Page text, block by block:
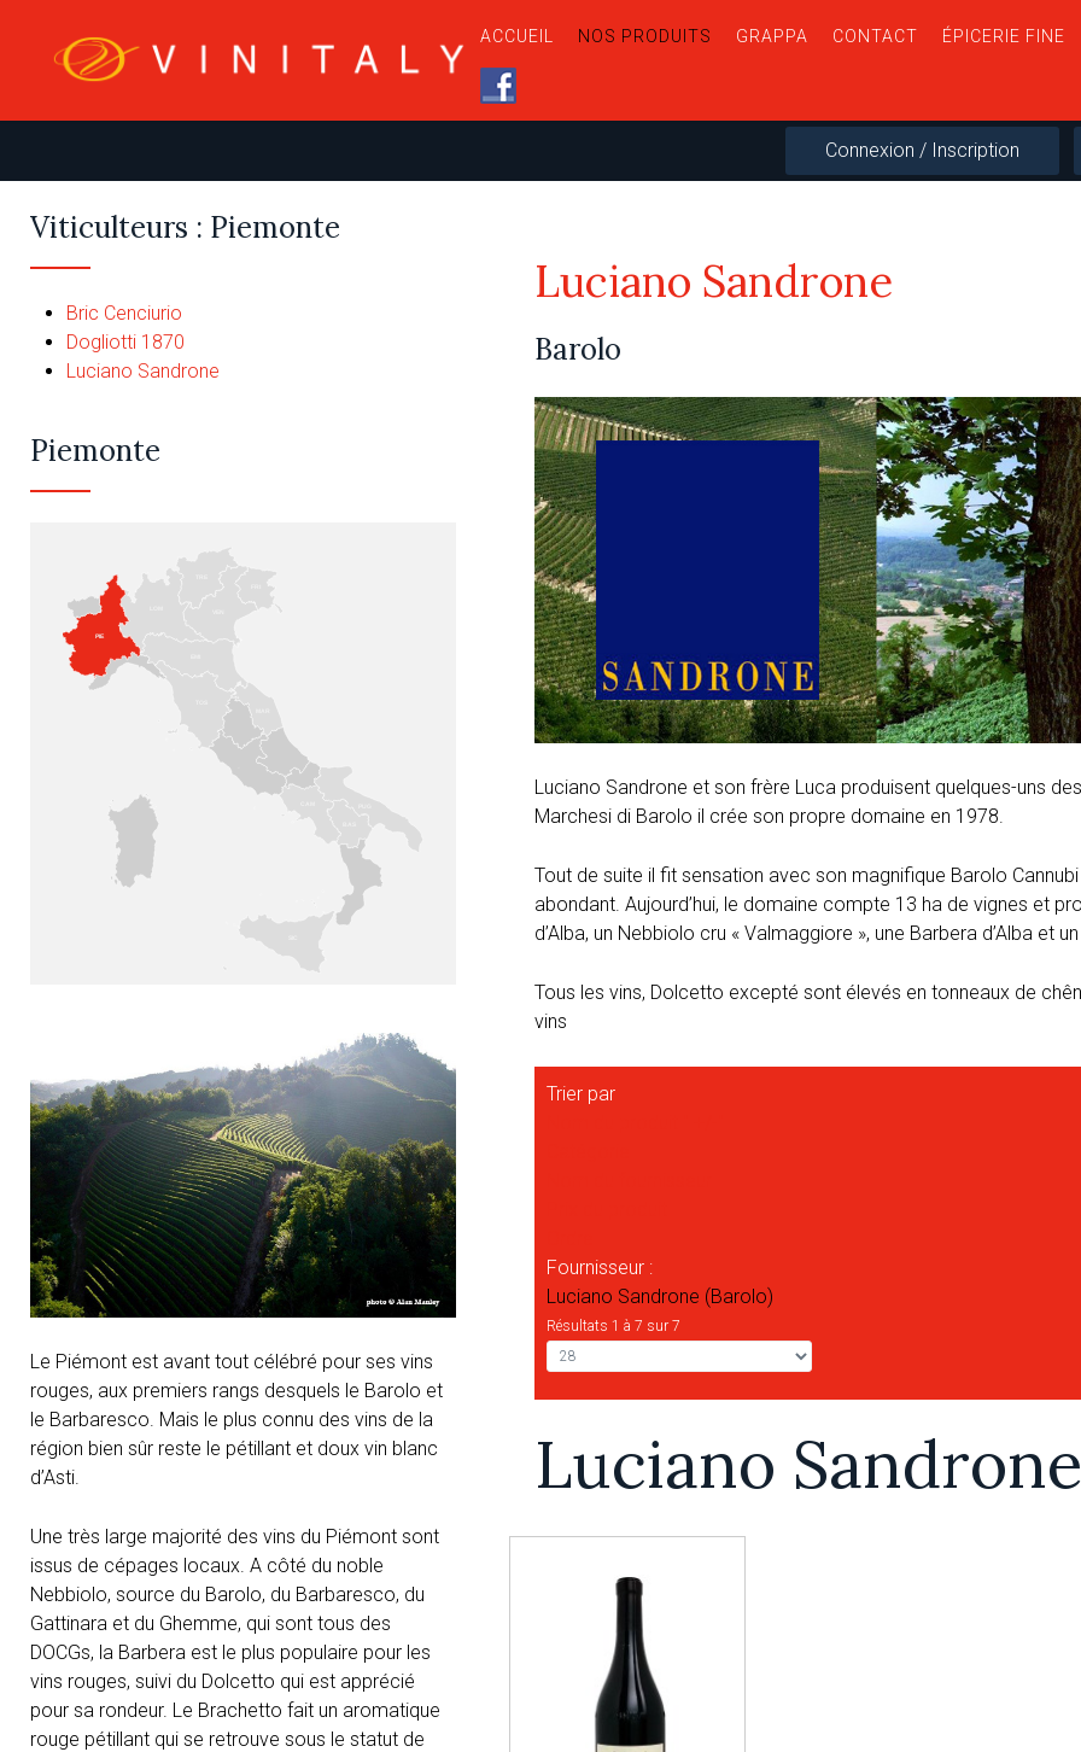
ACCUEIL NOS PRODUITS GRAPPA CONTACT ÉPICERIE FINE
Connexion / Inscription
Luciano Sandrone
Barolo
Luciano Sandrone et son frère Luca produisent quelques-uns
Marchesi di Barolo il crée son propre domaine en 1978.
Tout de suite il fit sensation avec son magnifique Barolo
abondant. Aujourd’hui, le domaine compte 13 ha de vignes et
d’Alba, un Nebbiolo cru « Valmaggiore », une Barbera d’Alba et
Tous les vins, Dolcetto excepté sont élevés en tonneaux de
vins
Trier par
Fournisseur :
Luciano Sandrone (Barolo)
Résultats 1 à 7 sur 7
Luciano
Viticulteurs : Piemonte
Bric Cenciurio
Dogliotti 1870
Luciano Sandrone
Piemonte
Le Piémont est avant tout célébré pour ses vins
rouges, aux premiers rangs desquels le Barolo et
le Barbaresco. Mais le plus connu des vins de la
région bien sûr reste le pétillant et doux vin blanc
d’Asti.
Une très large majorité des vins du Piémont sont
issus de cépages locaux. A côté du noble
Nebbiolo, source du Barolo, du Barbaresco, du
Gattinara et du Ghemme, qui sont tous des
DOCGs, la Barbera est le plus populaire pour les
vins rouges, suivi du Dolcetto qui est apprécié
pour sa rondeur. Le Brachetto fait un aromatique
rouge pétillant qui se retrouve sous le statut de